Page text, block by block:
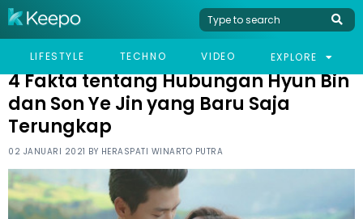
LIFESTYLE TECHNO VIDEO EXPLORE
HOME CELEB
4 FAKTA TENTANG HUBUNGAN HYUN BIN DAN SON YE JIN YANG
4 Fakta tentang Hubungan Hyun Bin
dan Son Ye Jin yang Baru Saja
Terungkap
02 JANUARI 2021 BY HERASPATI WINARTO PUTRA